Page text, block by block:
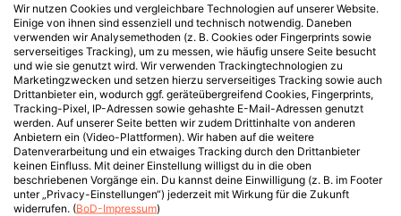
Wir nutzen Cookies und vergleichbare Technologien auf unserer Website.
Einige von ihnen sind essenziell und technisch notwendig. Daneben
verwenden wir Analysemethoden (z. B. Cookies oder Fingerprints sowie
serverseitiges Tracking), um zu messen, wie häufig unsere Seite besucht
und wie sie genutzt wird. Wir verwenden Trackingtechnologien zu
Marketingzwecken und setzen hierzu serverseitiges Tracking sowie auch
Drittanbieter ein, wodurch ggf. geräteübergreifend Cookies, Fingerprints,
Tracking-Pixel, IP-Adressen sowie gehashte E-Mail-Adressen genutzt
werden. Auf unserer Seite betten wir zudem Drittinhalte von anderen
Anbietern ein (Video-Plattformen). Wir haben auf die weitere
Datenverarbeitung und ein etwaiges Tracking durch den Drittanbieter
keinen Einfluss. Mit deiner Einstellung willigst du in die oben
beschriebenen Vorgänge ein. Du kannst deine Einwilligung (z. B. im Footer
unter „Privacy-Einstellungen“) jederzeit mit Wirkung für die Zukunft
widerrufen. (BoD-Impressum)